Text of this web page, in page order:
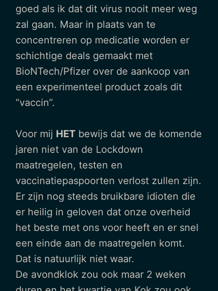
goed als ik dat dit virus nooit meer weg
zal gaan. Maar in plaats van te
concentreren op medicatie worden er
schichtige deals gemaakt met
BioNTech/Pfizer over de aankoop van
een experimenteel product zoals dit
“vaccin”.
Voor mij HET bewijs dat we de komende
jaren niet van de Lockdown
maatregelen, testen en
vaccinatiepaspoorten verlost zullen zijn.
Er zijn nog steeds bruikbare idioten die
er heilig in geloven dat onze overheid
het beste met ons voor heeft en er snel
een einde aan de maatregelen komt.
Dat is natuurlijk niet waar.
De avondklok zou ook maar 2 weken